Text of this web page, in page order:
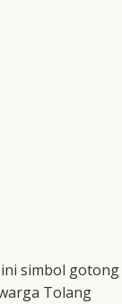
simbol gotong
Tolang